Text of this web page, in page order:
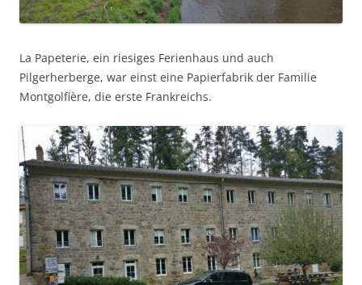
La Papeterie, ein riesiges Ferienhaus und auch
Pilgerherberge, war einst eine Papierfabrik der Familie
Montgolfière, die erste Frankreichs.